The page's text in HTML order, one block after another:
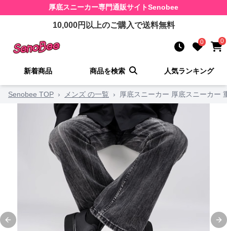
厚底スニーカー専門通販サイトSenobee
10,000円以上のご購入で送料無料
0 0
新着商品 商品を検索 人気ランキング
Senobee TOP › メンズ の一覧 › 厚底スニーカー 厚底スニーカー
Previous slide